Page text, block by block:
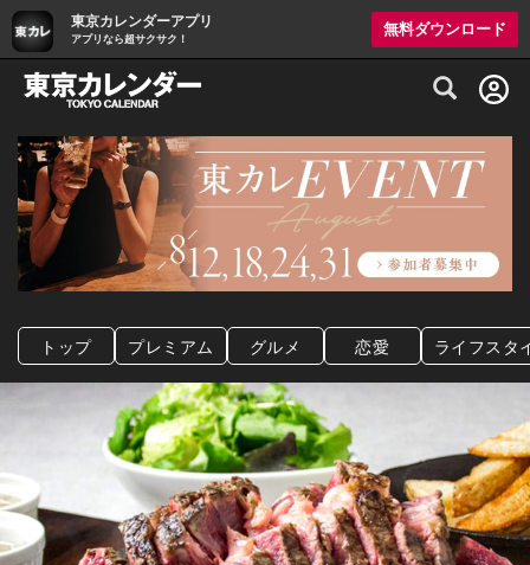
東京カレンダーアプリ
アプリなら超サクサク！
無料ダウンロード
グルメ情報・プレミアムレストラン予約
トップ プレミアム グルメ 恋愛 ライフスタ